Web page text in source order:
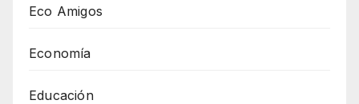
Eco Amigos
Economía
Educación